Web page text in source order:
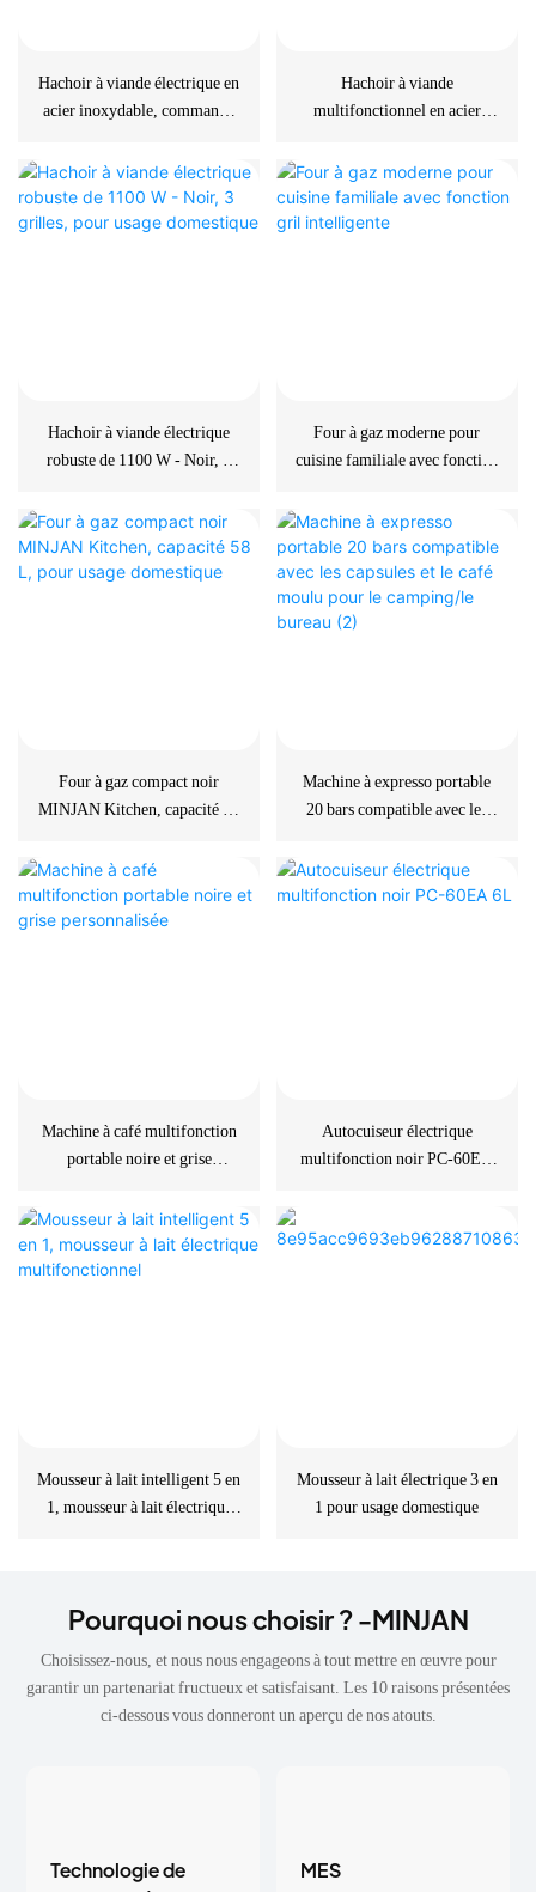
Hachoir à viande électrique en
acier inoxydable, commande
pour un usage domestique.
Hachoir à viande
multifonctionnel en acier
Hachoir à viande électrique
robuste de 1100 W - Noir, 3
Four à gaz moderne pour
cuisine familiale avec fonction
Four à gaz compact noir
MINJAN Kitchen, capacité 58
Machine à expresso portable
20 bars compatible avec les
le camping/le bureau (2)
Machine à café multifonction
portable noire et grise
Autocuiseur électrique
multifonction noir PC-60EA
Mousseur à lait intelligent 5 en
1, mousseur à lait électrique
Mousseur à lait électrique 3 en
1 pour usage domestique
Pourquoi nous choisir ? -MINJAN
Choisissez-nous, et nous nous engageons à tout mettre en œuvre pour
garantir un partenariat fructueux et satisfaisant. Les 10 raisons présentées
ci-dessous vous donneront un aperçu de nos atouts.
Technologie de
MES